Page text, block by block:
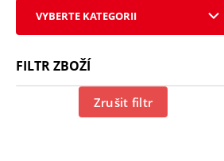
VYBERTE KATEGORII
FILTR ZBOŽÍ
Zrušit filtr